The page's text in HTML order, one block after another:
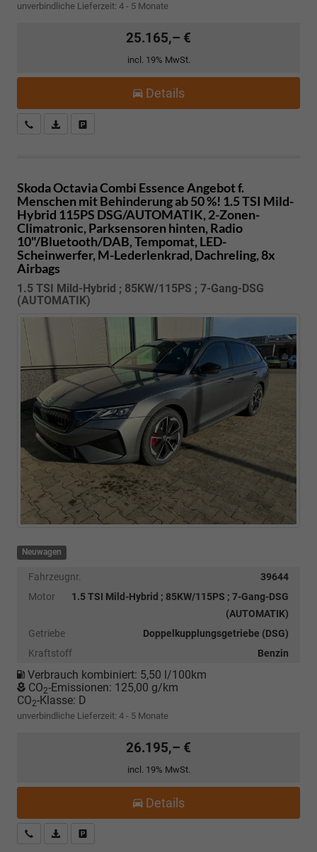
unverbindliche Lieferzeit: 4 - 5 Monate
25.165,– €
incl. 19% MwSt.
Details
Kostenloser Rückruf-Service
PDF-Datei, Fahrzeugexposé drucken
Skoda Octavia Combi Essence Angebot f.
Menschen mit Behinderung ab 50 %! 1.5 TSI Mild-
Hybrid 115PS DSG/AUTOMATIK, 2-Zonen-
Climatronic, Parksensoren hinten, Radio
10"/Bluetooth/DAB, Tempomat, LED-
Scheinwerfer, M-Lederlenkrad, Dachreling, 8x
Airbags
1.5 TSI Mild-Hybrid ; 85KW/115PS ; 7-Gang-DSG
(AUTOMATIK)
Neuwagen
Fahrzeugnr.
39644
Motor
1.5 TSI Mild-Hybrid ; 85KW/115PS ; 7-Gang-DSG
(AUTOMATIK)
Getriebe
Doppelkupplungsgetriebe (DSG)
Kraftstoff
Benzin
Verbrauch kombiniert: 5,50 l/100km
CO2-Emissionen: 125,00 g/km
CO2-Klasse: D
unverbindliche Lieferzeit: 4 - 5 Monate
26.195,– €
incl. 19% MwSt.
Details
Kostenloser Rückruf-Service
PDF-Datei, Fahrzeugexposé drucken